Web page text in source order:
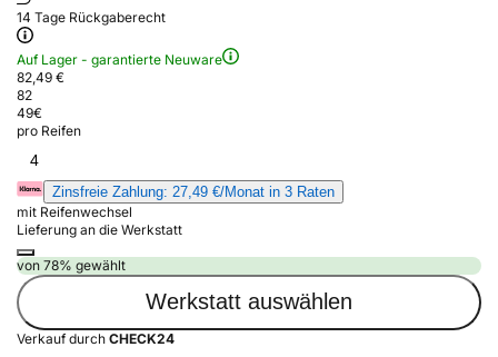
14 Tage Rückgaberecht
Auf Lager - garantierte Neuware
82,49 €
82
49€
pro Reifen
4
Zinsfreie Zahlung: 27,49 €/Monat in 3 Raten
mit Reifenwechsel
Lieferung an die Werkstatt
von 78% gewählt
Werkstatt auswählen
Verkauf durch CHECK24